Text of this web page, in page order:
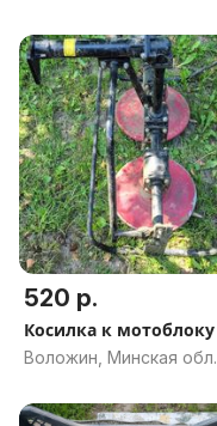
520 р.
Косилка к мотоблоку
Воложин, Минская обл.